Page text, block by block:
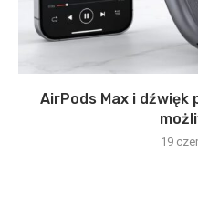
AirPods Max i
19